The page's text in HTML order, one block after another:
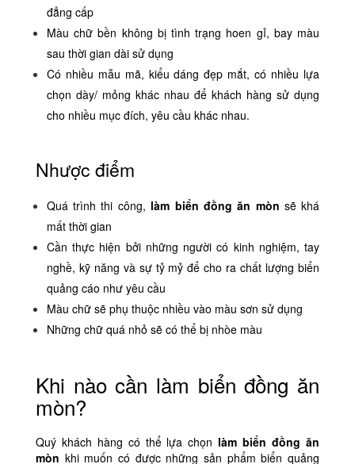
đẳng cấp
Màu chữ bền không bị tình trạng hoen gỉ, bay màu
sau thời gian dài sử dụng
Có nhiều mẫu mã, kiểu dáng đẹp mắt, có nhiều lựa
chọn dày/ mỏng khác nhau để khách hàng sử dụng
cho nhiều mục đích, yêu cầu khác nhau.
Nhược điểm
Quá trình thi công, làm biển đồng ăn mòn sẽ khá
mất thời gian
Cần thực hiện bởi những người có kinh nghiệm, tay
nghề, kỹ năng và sự tỷ mỷ để cho ra chất lượng biển
quảng cáo như yêu cầu
Màu chữ sẽ phụ thuộc nhiều vào màu sơn sử dụng
Những chữ quá nhỏ sẽ có thể bị nhòe màu
Khi nào cần làm biển đồng ăn
mòn?
Quý khách hàng có thể lựa chọn làm biển đồng ăn
mòn khi muốn có được những sản phẩm biển quảng